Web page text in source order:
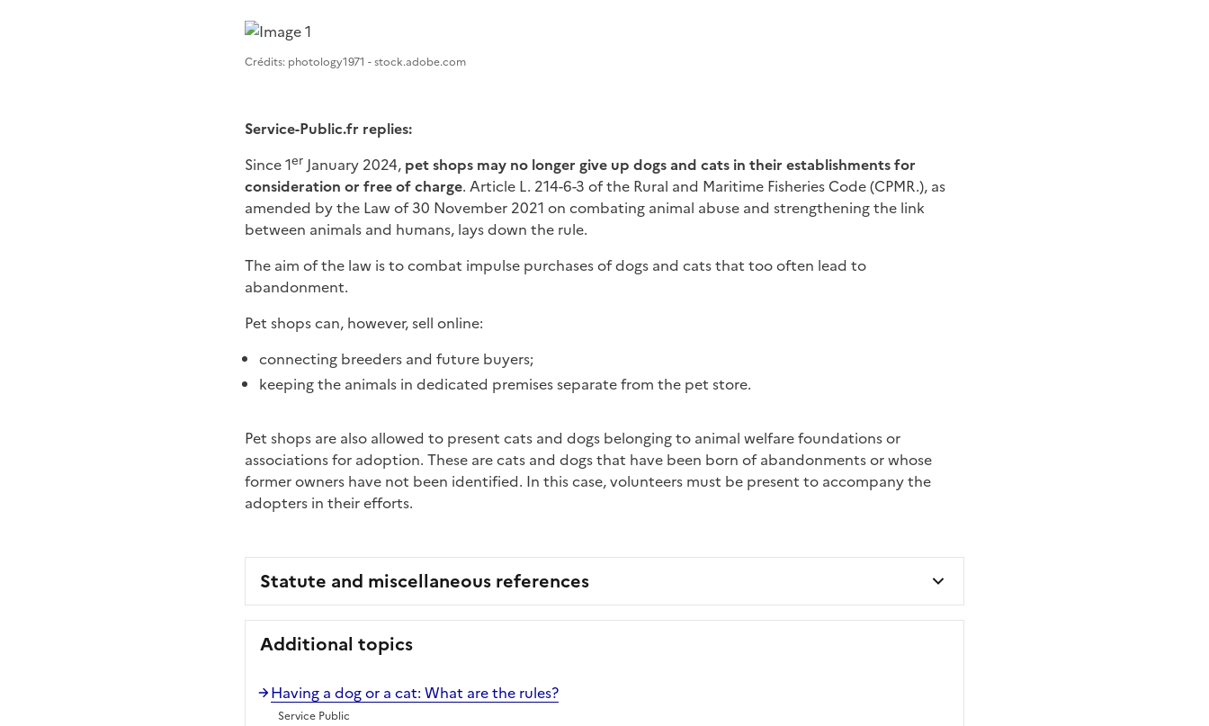
Image 1
Crédits: photology1971 - stock.adobe.com
Service-Public.fr replies:
Since 1er January 2024, pet shops may no longer give up dogs and cats in their establishments for
consideration or free of charge. Article L. 214-6-3 of the Rural and Maritime Fisheries Code (CPMR.), as
amended by the Law of 30 November 2021 on combating animal abuse and strengthening the link
between animals and humans, lays down the rule.
The aim of the law is to combat impulse purchases of dogs and cats that too often lead to
abandonment.
Pet shops can, however, sell online:
connecting breeders and future buyers;
keeping the animals in dedicated premises separate from the pet store.
Pet shops are also allowed to present cats and dogs belonging to animal welfare foundations or
associations for adoption. These are cats and dogs that have been born of abandonments or whose
former owners have not been identified. In this case, volunteers must be present to accompany the
adopters in their efforts.
Statute and miscellaneous references
Additional topics
Having a dog or a cat: What are the rules?
Service Public